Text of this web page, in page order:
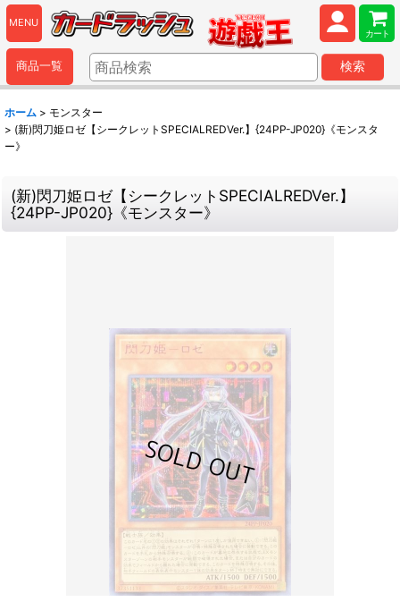
MENU
カート
商品一覧 検索
ホーム > モンスター
> (新)閃刀姫ロゼ【シークレットSPECIALREDVer.】{24PP-JP020}《モンスタ
ー》
(新)閃刀姫ロゼ【シークレットSPECIALREDVer.】
{24PP-JP020}《モンスター》